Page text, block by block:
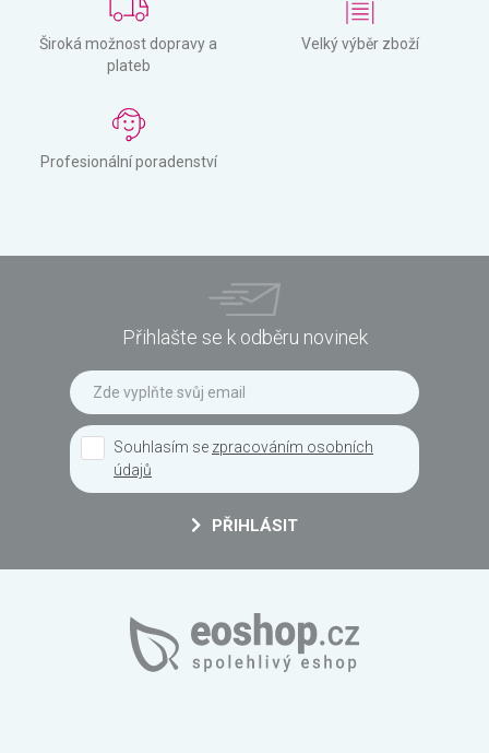
Široká možnost dopravy a
plateb
Velký výběr zboží
Profesionální poradenství
Přihlašte se k odběru novinek
Souhlasím se zpracováním osobních
údajů
PŘIHLÁSIT